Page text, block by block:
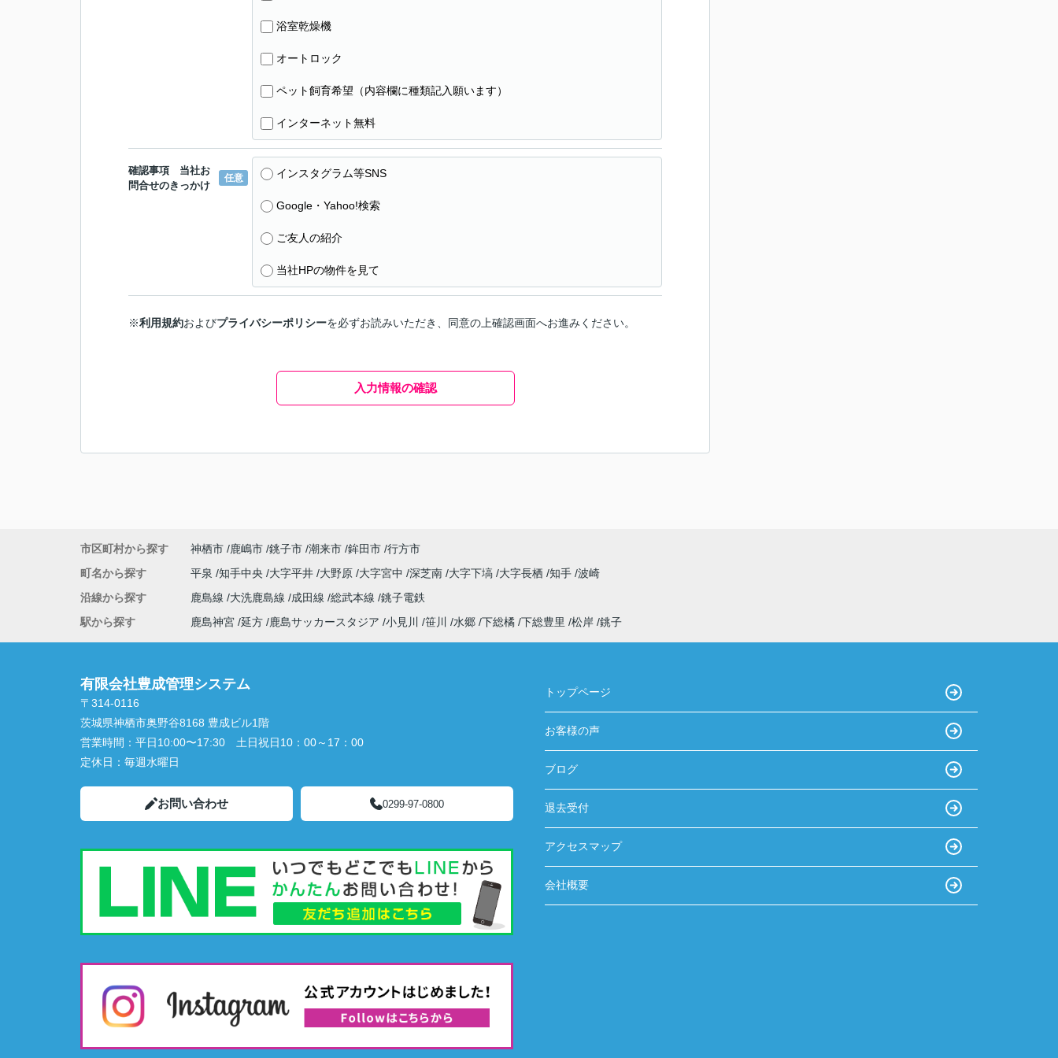
浴室乾燥機
オートロック
ペット飼育希望（内容欄に種類記入願います）
インターネット無料
確認事項 当社お
問合せのきっかけ
任意 インスタグラム等SNS
Google・Yahoo!検索
ご友人の紹介
当社HPの物件を見て
※利用規約およびプライバシーポリシーを必ずお読みいただき、同意の上確認画面へお進みください。
入力情報の確認
市区町村から探す 神栖市 鹿嶋市 銚子市 潮来市 鉾田市 行方市
町名から探す
平泉 知手中央 大字平井 大野原 大字宮中 深芝南 大字下塙 大字長栖 知手 波崎
沿線から探す
鹿島線 大洗鹿島線 成田線 総武本線 銚子電鉄
駅から探す
鹿島神宮 延方 鹿島サッカースタジア 小見川 笹川 水郷 下総橘 下総豊里 松岸 銚子
有限会社豊成管理システム
〒314-0116
茨城県神栖市奥野谷8168 豊成ビル1階
営業時間： 平日10:00〜17:30 土日祝日10：00～17：00
定休日： 毎週水曜日
お問い合わせ 0299-97-0800
トップページ
お客様の声
ブログ
退去受付
アクセスマップ
会社概要